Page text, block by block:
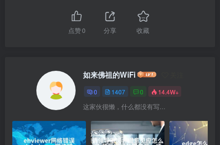
点赞0 分享 收藏
如来佛祖的WiFi
0 1407 0 14.4W+
这家伙很懒，什么都没有写...